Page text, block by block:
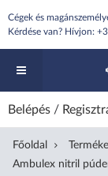
Cégek és
Kérdése van? Hívjon:
Belépés /
Főoldal
Ambulex nitril